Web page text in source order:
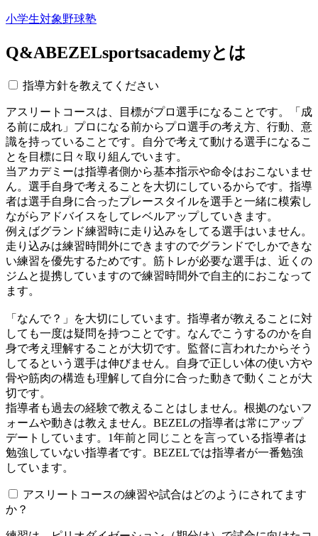
小学生対象野球塾
Q&ABEZELsportsacademyとは
指導方針を教えてください
アスリートコースは、目標がプロ選手になることです。「成
る前に成れ」プロになる前からプロ選手の考え方、行動、意
識を持っていることです。自分で考えて動ける選手になるこ
とを目標に日々取り組んでいます。
当アカデミーは指導者側から基本指示や命令はおこないませ
ん。選手自身で考えることを大切にしているからです。指導
者は選手自身に合ったプレースタイルを選手と一緒に模索し
ながらアドバイスをしてレベルアップしていきます。
例えばグランド練習時に走り込みをしてる選手はいません。
走り込みは練習時間外にできますのでグランドでしかできな
い練習を優先するためです。筋トレが必要な選手は、近くの
ジムと提携していますので練習時間外で自主的におこなって
ます。
「なんで？」を大切にしています。指導者が教えることに対
しても一度は疑問を持つことです。なんでこうするのかを自
身で考え理解することが大切です。監督に言われたからそう
してるという選手は伸びません。自身で正しい体の使い方や
骨や筋肉の構造も理解して自分に合った動きで動くことが大
切です。
指導者も過去の経験で教えることはしません。根拠のないフ
ォームや動きは教えません。BEZELの指導者は常にアップ
デートしています。1年前と同じことを言っている指導者は
勉強していない指導者です。BEZELでは指導者が一番勉強
しています。
アスリートコースの練習や試合はどのようにされてます
か？